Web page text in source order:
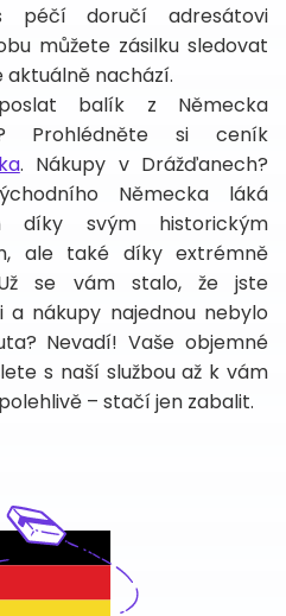
péčí doručí adresátovi
můžete zásilku sledovat
nachází.
balík z Německa
Prohlédněte si ceník
. Nákupy v Drážďanech?
Německa láká
svým historickým
ale také díky extrémně
se vám stalo, že jste
a nákupy najednou nebylo
Nevadí! Vaše objemné
s naší službou až k vám
– stačí jen zabalit.